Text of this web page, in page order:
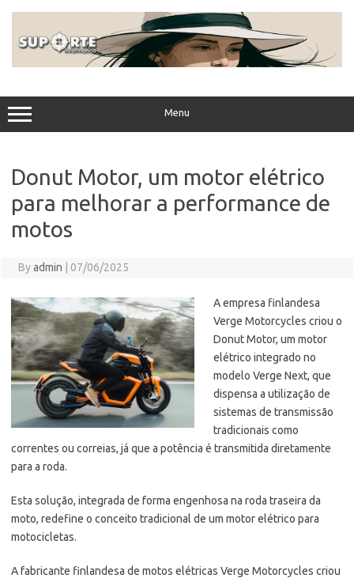
Menu
Donut Motor, um motor elétrico
para melhorar a performance de
motos
Byadmin 07/06/2025
A empresa finlandesa
Verge Motorcycles criou o
Donut Motor, um motor
elétrico integrado no
modelo Verge Next, que
dispensa a utilização de
sistemas de transmissão
tradicionais como
correntes ou correias, já que a potência é transmitida diretamente
para a roda.
Esta solução, integrada de forma engenhosa na roda traseira da
moto, redefine o conceito tradicional de um motor elétrico para
motocicletas.
A fabricante finlandesa de motos elétricas Verge Motorcycles criou